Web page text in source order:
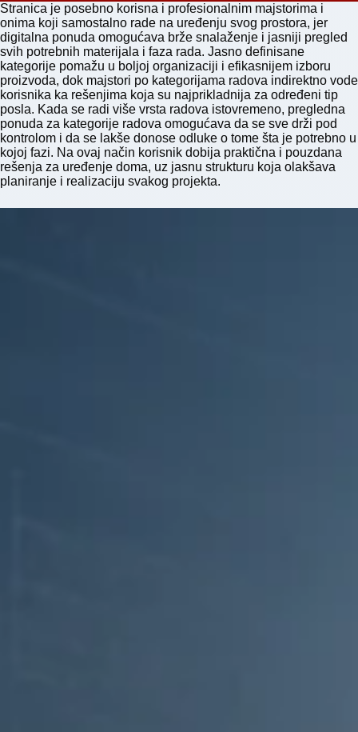
Stranica je posebno korisna i profesionalnim majstorima i
onima koji samostalno rade na uređenju svog prostora, jer
digitalna ponuda omogućava brže snalaženje i jasniji pregled
svih potrebnih materijala i faza rada. Jasno definisane
kategorije pomažu u boljoj organizaciji i efikasnijem izboru
proizvoda, dok majstori po kategorijama radova indirektno vode
korisnika ka rešenjima koja su najprikladnija za određeni tip
posla. Kada se radi više vrsta radova istovremeno, pregledna
ponuda za kategorije radova omogućava da se sve drži pod
kontrolom i da se lakše donose odluke o tome šta je potrebno u
kojoj fazi. Na ovaj način korisnik dobija praktična i pouzdana
rešenja za uređenje doma, uz jasnu strukturu koja olakšava
planiranje i realizaciju svakog projekta.